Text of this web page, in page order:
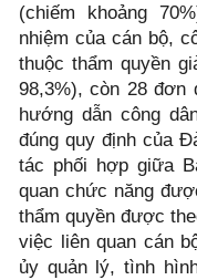
(chiếm khoảng
nhiệm của cán bộ,
thuộc thẩm quyền
98,3%), còn 28
hướng dẫn công
đúng quy định của
tác phối hợp giữa
quan chức năng
thẩm quyền được
việc liên quan cán
ủy quản lý, tình